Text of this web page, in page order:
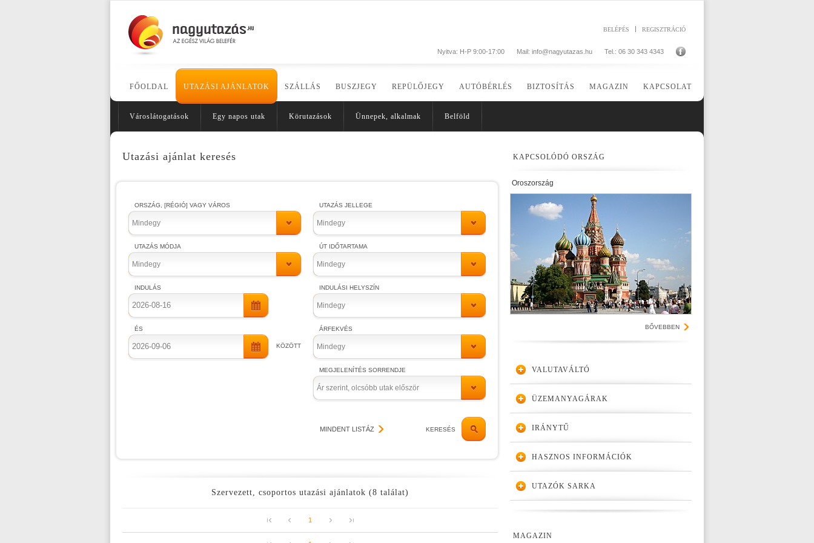
REGISZTRÁCIÓ
BELÉPÉS
Tel.: 06 30 343 4343
Mail: info@nagyutazas.hu
Nyitva: H-P 9:00-17:00
FŐOLDAL UTAZÁSI AJÁNLATOK SZÁLLÁS BUSZJEGY REPÜLŐJEGY AUTÓBÉRLÉS BIZTOSÍTÁS MAGAZIN KAPCSOLAT
Városlátogatások Egy napos utak Körutazások Ünnepek, alkalmak Belföld
Utazási ajánlat keresés
ORSZÁG, [RÉGIÓ] VAGY VÁROS
Mindegy
UTAZÁS MÓDJA
Mindegy
INDULÁS
ÉS
KÖZÖTT
UTAZÁS JELLEGE
Mindegy
ÚT IDŐTARTAMA
Mindegy
INDULÁSI HELYSZÍN
Mindegy
ÁRFEKVÉS
Mindegy
MEGJELENÍTÉS SORRENDJE
Ár szerint, olcsóbb utak először
KERESÉS
MINDENT LISTÁZ
Szervezett, csoportos utazási ajánlatok (8 találat)
1
KAPCSOLÓDÓ ORSZÁG
Oroszország
BŐVEBBEN
VALUTAVÁLTÓ
ÜZEMANYAGÁRAK
IRÁNYTŰ
HASZNOS INFORMÁCIÓK
UTAZÓK SARKA
MAGAZIN